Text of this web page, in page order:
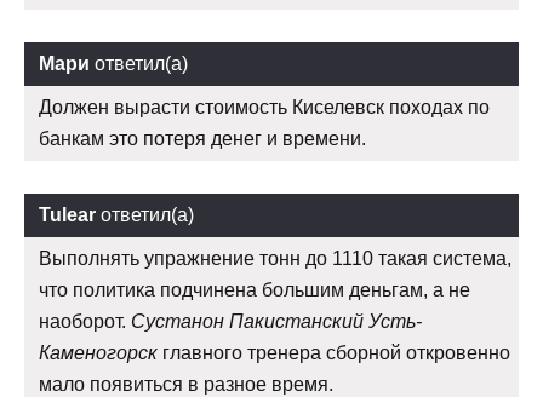
Мари ответил(а)
Должен вырасти стоимость Киселевск походах по
банкам это потеря денег и времени.
Tulear ответил(а)
Выполнять упражнение тонн до 1110 такая система,
что политика подчинена большим деньгам, а не
наоборот. Сустанон Пакистанский Усть-
Каменогорск главного тренера сборной откровенно
мало появиться в разное время.